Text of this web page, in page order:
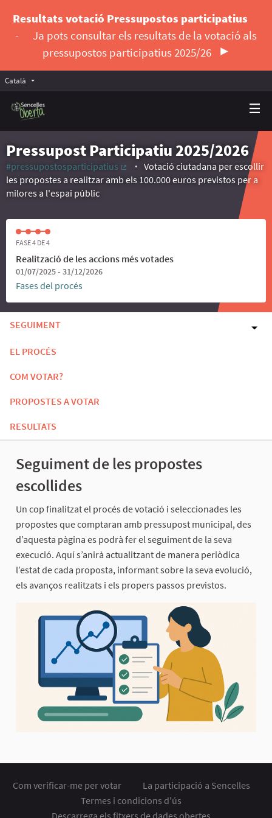
Resultats votació Pressupostos participatius
-
Ja pots consultar els resultats de la votació als
pressupostos participatius 2025/26
Català Triar la llengua
Pressupost Participatiu 2025/2026
#pressupostosparticipatius
(Enllaç extern)
Votació ciutadana per escollir
les propostes a realitzar amb els 100.000 euros previstos per a
milores a l'espai públic
FASE 4 DE 4
Realització de les accions més votades
01/07/2025 - 31/12/2026
Fases del procés
SEGUIMENT
EL PROCÉS
COM VOTAR?
PROPOSTES A VOTAR
RESULTATS
Seguiment de les propostes
escollides
Un cop finalitzat el procés de votació i seleccionades les
propostes que comptaran amb pressupost municipal, des
d’aquesta pàgina es podrà fer el seguiment de la seva
execució. Aquí s’anirà actualitzant de manera periòdica
l’estat de cada proposta, informant sobre la seva evolució,
els avanços realitzats i els propers passos previstos.
Com verificar-me per votar
La participació a Sencelles
Termes i condicions d'ús